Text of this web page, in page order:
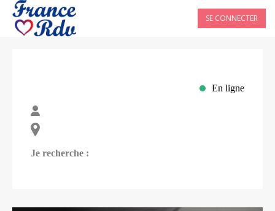
SE CONNECTER
En ligne
Je recherche :